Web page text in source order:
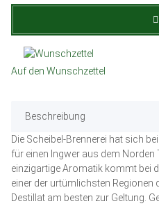
Auf den Wunschzettel
Beschreibung
Die Scheibel-Brennerei hat sich
für einen Ingwer aus dem Norden
einzigartige Aromatik kommt bei
einer der urtümlichsten Regionen
Destillat am besten zur Geltung.